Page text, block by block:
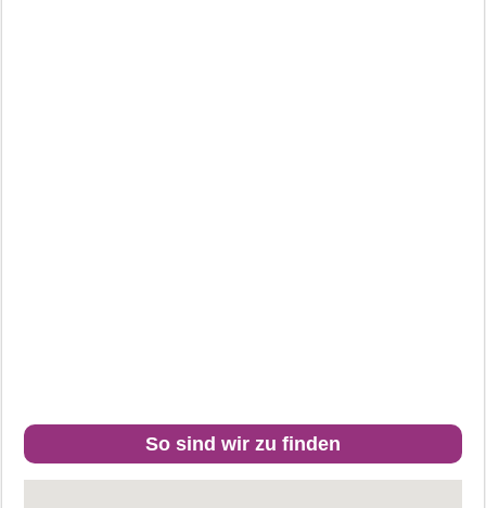
So sind wir zu finden